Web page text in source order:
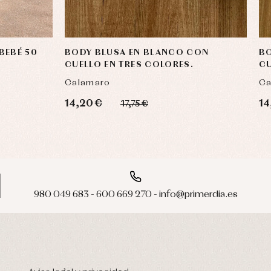
50
BODY BLUSA EN BLANCO CON
CUELLO EN TRES COLORES.
Calamaro
14,20 € 17,75 €
980 049 683 - 600 669 270 - info@primerdia.es